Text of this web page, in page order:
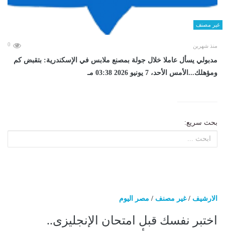
غير مصنف
منذ شهرين 0
مدبولي يسأل عاملا خلال جولة بمصنع ملابس في الإسكندرية: بتقبض كم
ومؤهلك...الأمس الأحد، 7 يونيو 2026 03:38 مـ
بحث سريع:
الارشيف /غير مصنف / مصر اليوم
اختبر نفسك قبل امتحان الإنجليزى..